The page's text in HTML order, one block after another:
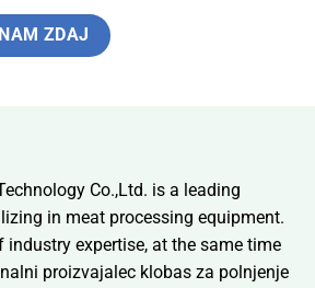
ZDAJ
Co.,Ltd. is a leading
in meat processing equipment.
industry expertise, at the same time
proizvajalec klobas za polnjenje